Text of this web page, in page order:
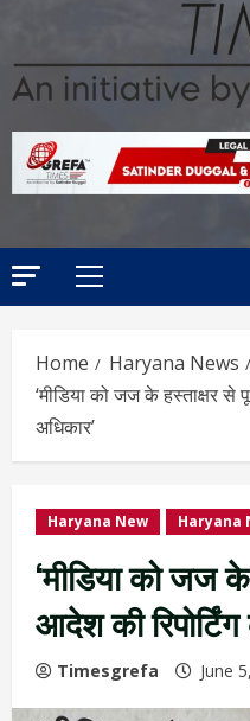
Home
Haryana News
‘मीडिया को जज के हस्ताक्षर से
अधिकार’
Haryana New Haryana
‘मीडिया को जज के
आदेश की
Timesgrefa June